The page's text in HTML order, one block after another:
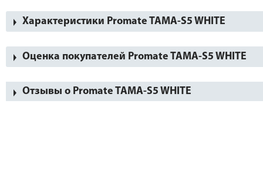
Характеристики Promate TAMA-S5 WHITE
Оценка покупателей Promate TAMA-S5 WHITE
Отзывы о Promate TAMA-S5 WHITE